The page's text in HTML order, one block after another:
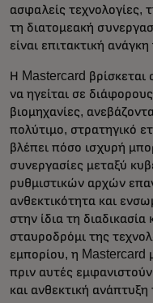
ασφαλείς τεχνολογίες,
τη διατομεακή
είναι επιτακτική
Η Mastercard βρίσκεται
να ηγείται σε
βιομηχανίες,
πολύτιμο, στρατηγικό
βλέπει πόσο ισχυρή
συνεργασίες μεταξύ
ρυθμιστικών αρχών
ανθεκτικότητα και
στην ίδια τη
σταυροδρόμι της
εμπορίου, η Mastercard
πριν αυτές
και ανθεκτική